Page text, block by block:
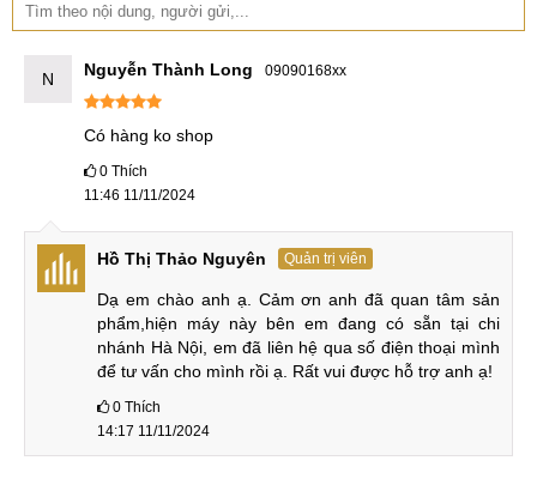
Màn hình 2.9K siêu nét (ảnh minh họa từ Xiaoxin Pad Pro
12.7 2023)
Hiệu năng mạnh mẽ hàng đầu & Pin trâu, sạc
Theo như các nguồn tin rò rỉ, Lenovo Xiaoxin Pad Pro 12.7
(2024) sẽ có hiệu năng mạnh mẽ nhất trong phân khúc giá,
nên rất có thể thiết bị sẽ có chip Snapdragon 8s Gen 3 cực
mạnh. Kết hợp với RAM 8GB và bộ nhớ trong lên tới 1TB
cho phép người dùng sử dụng đa nhiệm và lưu trữ vô cùng
Hiệu năng Xiaoxin Pad Pro 12.7 (2024) siêu mạnh với
Snapdragon 8s Gen 3 (dự kiến)
N Nguyễn Thành Long 09090168xx
Có hàng ko shop
0 Thích
11:46 11/11/2024
Hồ Thị Thảo Nguyên Quản trị viên
Dạ em chào anh ạ. Cảm ơn anh đã quan tâm sản
phẩm,hiện máy này bên em đang có sẵn tại chi
nhánh Hà Nội, em đã liên hệ qua số điện thoại mình
để tư vấn cho mình rồi ạ. Rất vui được hỗ trợ anh ạ!
0 Thích
14:17 11/11/2024